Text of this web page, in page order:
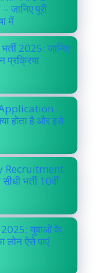
जानिए पूरी
में
2025: जानिए
प्रक्रिया
होता है और इसे
Recruitment
भर्ती 10वीं
युवाओं के
ऐसे पाएं